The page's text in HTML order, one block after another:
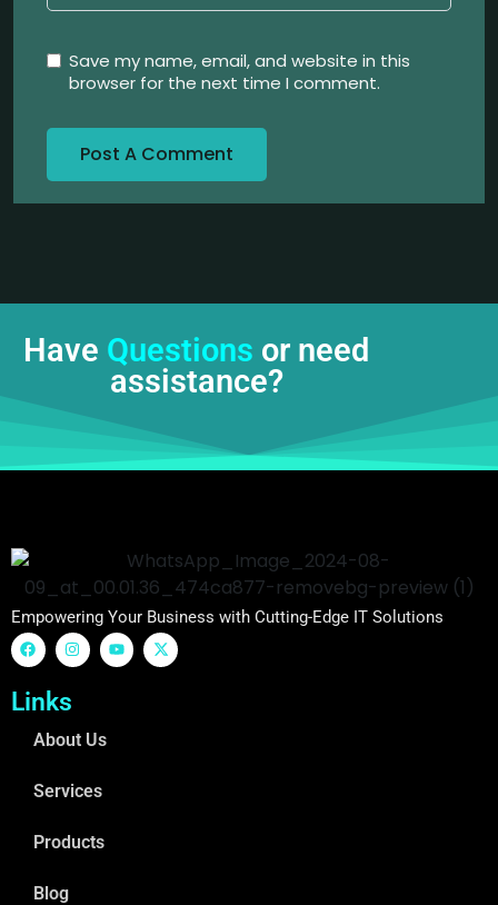
Save my name, email, and website in this
browser for the next time I comment.
Have Questions or need
assistance?
Empowering Your Business with Cutting-Edge IT Solutions
Links
About Us
Services
Products
Blog